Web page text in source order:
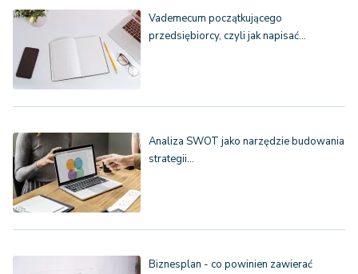
Vademecum początkującego
przedsiębiorcy, czyli jak napisać…
Analiza SWOT jako narzędzie budowania
strategii…
Biznesplan - co powinien zawierać